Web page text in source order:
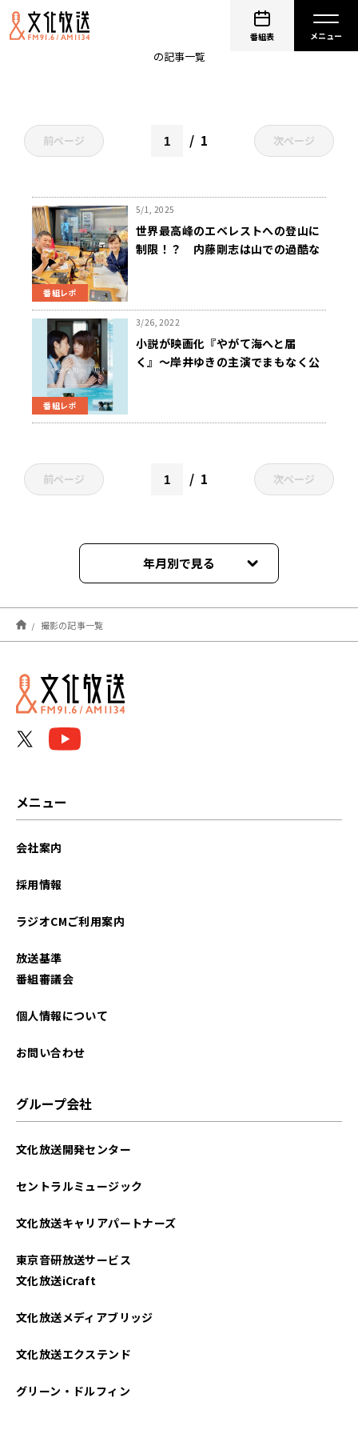
番組表
の記事一覧
前ページ 1 次ページ
番組レポ
5/1, 2025
世界最高峰のエベレストへの登山に
制限！？ 内藤剛志は山での過酷な
番組レポ
3/26, 2022
小説が映画化『やがて海へと届
く』〜岸井ゆきの主演でまもなく公
前ページ 1 次ページ
年月別で見る
2025年05月
2022年03月
撮影の記事一覧
メニュー
会社案内
採用情報
ラジオCMご利用案内
放送基準
番組審議会
個人情報について
お問い合わせ
グループ会社
文化放送開発センター
セントラルミュージック
文化放送キャリアパートナーズ
東京音研放送サービス
文化放送iCraft
文化放送メディアブリッジ
文化放送エクステンド
グリーン・ドルフィン